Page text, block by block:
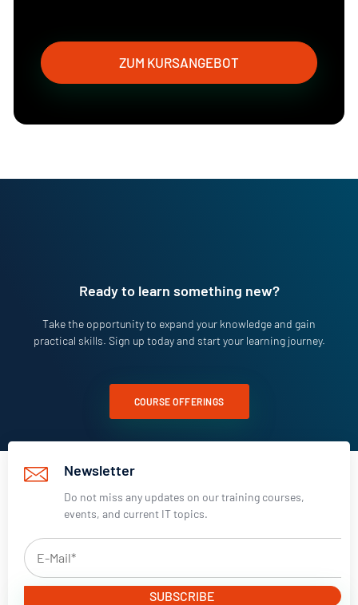
ZUM KURSANGEBOT
Ready to learn something new?
Take the opportunity to expand your knowledge and gain
practical skills. Sign up today and start your learning journey.
COURSE OFFERINGS
Newsletter
Do not miss any updates on our training courses,
events, and current IT topics.
SUBSCRIBE